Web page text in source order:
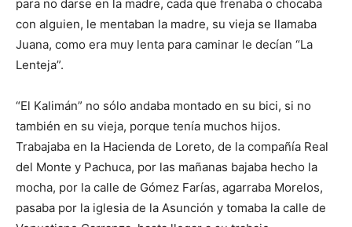
para no darse en la madre, cada que frenaba o chocaba
con alguien, le mentaban la madre, su vieja se llamaba
Juana, como era muy lenta para caminar le decían “La
Lenteja”.
“El Kalimán” no sólo andaba montado en su bici, si no
también en su vieja, porque tenía muchos hijos.
Trabajaba en la Hacienda de Loreto, de la compañía Real
del Monte y Pachuca, por las mañanas bajaba hecho la
mocha, por la calle de Gómez Farías, agarraba Morelos,
pasaba por la iglesia de la Asunción y tomaba la calle de